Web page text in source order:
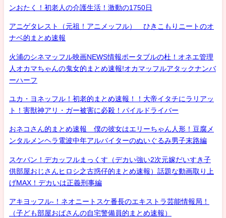
ンおたく！初老人の介護生活！激動の1750日
アニゲタレスト（元祖！アニメッフル） ひきこもりニートのオ
ナベ的まとめ速報
火浦のシネマッフル映画NEWS情報ポータブルの杜！オネエ管理
人オカマちゃんの鬼女的まとめ速報!オカマッフルアタックナンバ
ーハーフ
ユカ・ヨネッフル！初老的まとめ速報！！大帝イタチにラリアッ
ト！害獣神アリ・ガー被害に必殺！パイルドライバー
おネコさん的まとめ速報 僕の彼女はエリーちゃん人形！豆腐メ
ンタルメンヘラ電波中年アルバイターのぬいぐるみ男子末路編
スケバン！デカッフルまっくす（デカい強い2次元嫁だいすき子
供部屋おじさんヒロシ之古惑仔的まとめ速報）話題な動画取り上
げMAX！デカいは正義刑事編
アキヨッフル-！ネオニートスケ番長のエキストラ芸能情報局！
（子ども部屋おばさんの自宅警備員的まとめ速報）